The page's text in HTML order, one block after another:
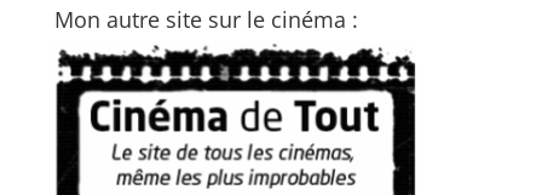
Mon autre site sur le cinéma :